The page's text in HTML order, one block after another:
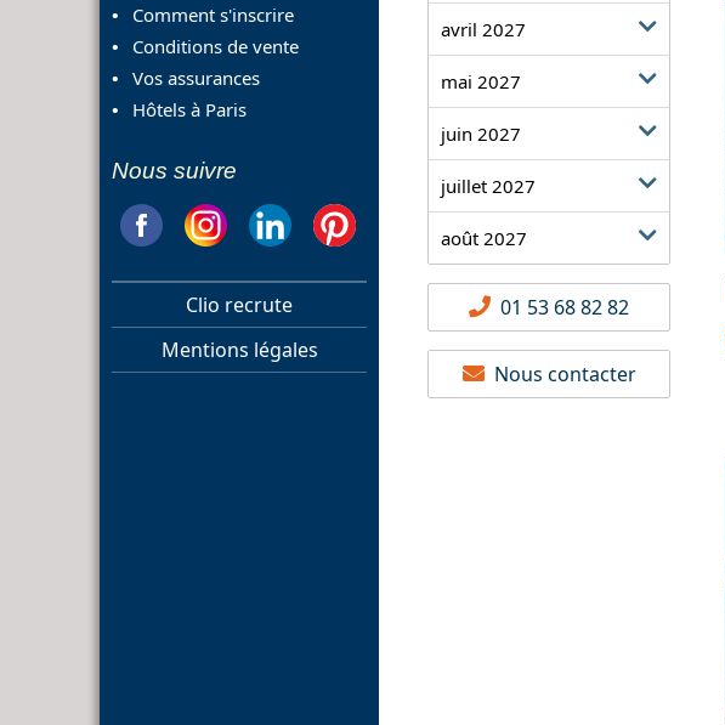
Comment s'inscrire
Conditions de vente
Vos assurances
Hôtels à Paris
Nous suivre
Clio recrute
Mentions légales
avril 2027
mai 2027
juin 2027
juillet 2027
août 2027
01 53 68 82 82
Nous contacter